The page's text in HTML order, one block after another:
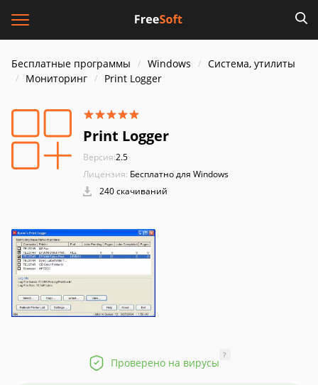
Бесплатные программы Windows
Система, утилиты
Мониторинг
Print Logger
Print Logger
Версия:2.5
Лицензия: Бесплатно для Windows
240 скачиваний
Проверено на вирусы
?